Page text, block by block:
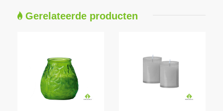
Gerelateerde producten